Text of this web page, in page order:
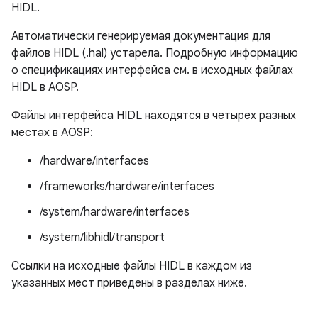
HIDL.
Автоматически генерируемая документация для
файлов HIDL (.hal) устарела. Подробную информацию
о спецификациях интерфейса см. в исходных файлах
HIDL в AOSP.
Файлы интерфейса HIDL находятся в четырех разных
местах в AOSP:
/hardware/interfaces
/frameworks/hardware/interfaces
/system/hardware/interfaces
/system/libhidl/transport
Ссылки на исходные файлы HIDL в каждом из
указанных мест приведены в разделах ниже.